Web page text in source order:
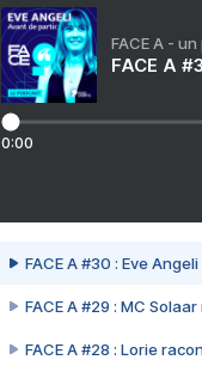
FACE A -
FACE A
0:00
FACE A #30 : Eve
FACE A #29 : MC
FACE A #28 : Lorie